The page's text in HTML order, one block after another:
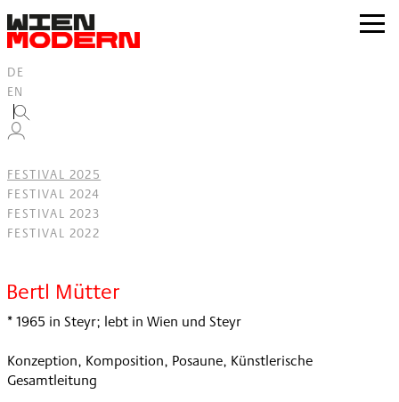
springen
zur
DE
EN
FESTIVAL 2025
FESTIVAL 2024
FESTIVAL 2023
FESTIVAL 2022
Bertl Mütter
* 1965 in Steyr; lebt in Wien und Steyr
Konzeption, Komposition, Posaune, Künstlerische
Gesamtleitung